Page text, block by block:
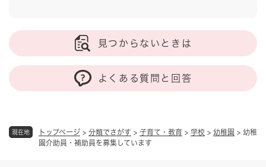
現在地 トップページ > 分類でさがす > 子育て・教育 > 学校 > 幼稚園 > 幼稚
園介助員・補助員を募集しています
見つからないときは
よくある質問と回答